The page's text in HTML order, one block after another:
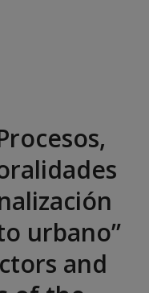
urbano”
and